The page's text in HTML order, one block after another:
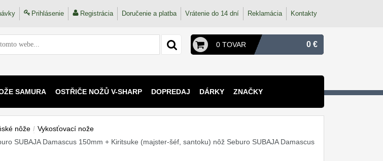
Prihlásenie Registrácia Doručenie a platba Vrátenie do 14 dní Reklamácia Kontakty
0 TOVAR 0 €
SAMURA OSTŘIČE NOŽŮ V-SHARP DOPREDAJ DÁRKY ZNAČKY
nôže / Vykosťovací nože
SUBAJA Damascus 150mm + Kiritsuke (majster-šéf, santoku) nôž Seburo SUBAJA Damascus